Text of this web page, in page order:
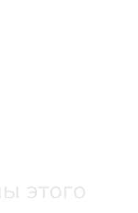
этого